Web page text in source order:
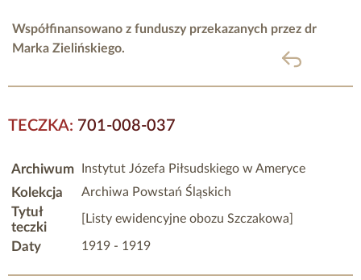
Współfinansowano z funduszy przekazanych przez dr
Marka Zielińskiego.
powrót
TECZKA: 701-008-037
Archiwum Instytut Józefa Piłsudskiego w Ameryce
Kolekcja Archiwa Powstań Śląskich
Tytuł
teczki
[Listy ewidencyjne obozu Szczakowa]
Daty 1919 - 1919